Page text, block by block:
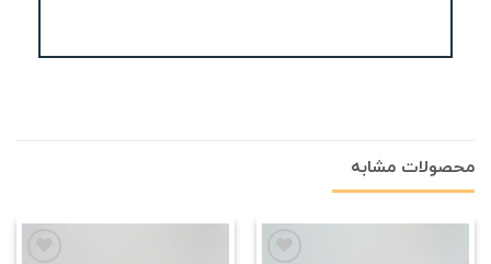
محصولات مشابه